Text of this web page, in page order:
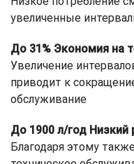
увеличенные
До 31% Экономия на
Увеличение
приводит к
обслуживание
До 1900 л/год Низкий
Благодаря этому